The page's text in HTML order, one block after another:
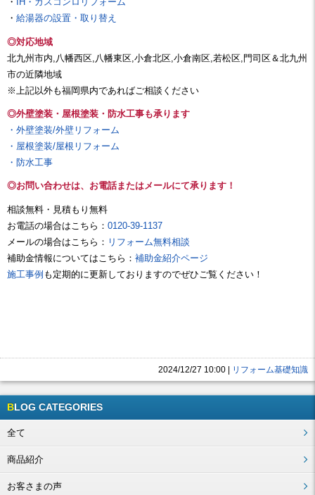
・ 給湯器の設置・取り替え
◎対応地域
北九州市内,八幡西区,八幡東区,小倉北区,小倉南区,若松区,門司区＆北九州
市の近隣地域
※上記以外も福岡県内であればご相談ください
◎外壁塗装・屋根塗装・防水工事も承ります
・外壁塗装/外壁リフォーム
・屋根塗装/屋根リフォーム
・防水工事
◎お問い合わせは、お電話またはメールにて承ります！
相談無料・見積もり無料
お電話の場合はこちら： 0120-39-1137
メールの場合はこちら： リフォーム無料相談
補助金情報についてはこちら： 補助金紹介ページ
施工事例 も定期的に更新しておりますのでぜひご覧ください！
2024/12/27 10:00 | リフォーム基礎知識
BLOG CATEGORIES
全て
商品紹介
お客さまの声